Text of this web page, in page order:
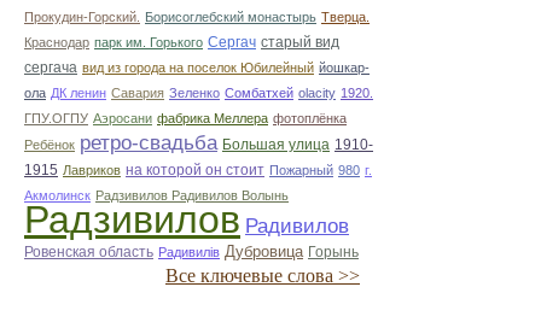
Прокудин-Горский.
Борисоглебский монастырь Тверца.
Краснодар парк им. Горького Сергач старый вид
сергача вид из города на поселок Юбилейный йошкар-
ола ДК ленин Савария Зеленко Сомбатхей olacity 1920.
ГПУ.ОГПУ Аэросани фабрика Меллера фотоплёнка
Ребёнок ретро-свадьба Большая улица 1910-
1915 Лавриков на которой он стоит Пожарный 980 г.
Акмолинск Радзивилов Радивилов Волынь
Радзивилов Радивилов
Ровенская область Радивилiв Дубровица Горынь
Все ключевые слова >>